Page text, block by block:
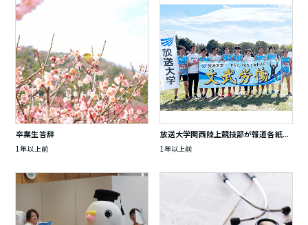
卒業生答辞
1年以上前
放送大学関西陸上競技部が報道各紙...
1年以上前